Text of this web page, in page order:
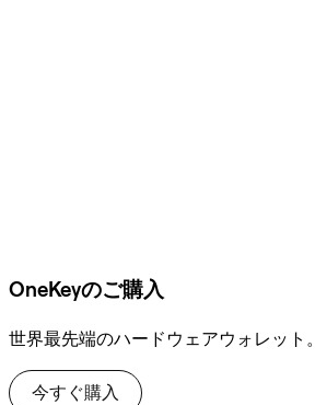
OneKeyのご購入
世界最先端のハードウェアウォレット。
今すぐ購入